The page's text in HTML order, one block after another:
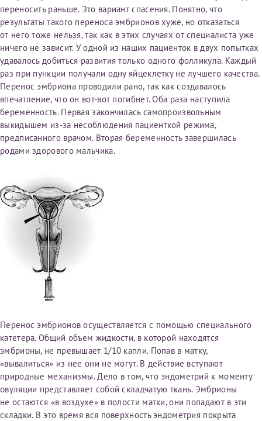
переносить раньше. Это вариант спасения. Понятно, что
результаты такого переноса эмбрионов хуже, но отказаться
от него тоже нельзя, так как в этих случаях от специалиста уже
ничего не зависит. У одной из наших пациенток в двух попытках
удавалось добиться развития только одного фолликула. Каждый
раз при пункции получали одну яйцеклетку не лучшего качества.
Перенос эмбриона проводили рано, так как создавалось
впечатление, что он вот-вот погибнет. Оба раза наступила
беременность. Первая закончилась самопроизвольным
выкидышем из-за несоблюдения пациенткой режима,
предписанного врачом. Вторая беременность завершилась
родами здорового мальчика.
Перенос эмбрионов осуществляется с помощью специального
катетера. Общий объем жидкости, в которой находятся
эмбрионы, не превышает 1/10 капли. Попав в матку,
«вывалиться» из нее они не могут. В действие вступают
природные механизмы. Дело в том, что эндометрий к моменту
овуляции представляет собой складчатую ткань. Эмбрионы
не остаются «в воздухе» в полости матки, они попадают в эти
складки. В это время вся поверхность эндометрия покрыта
Принимаю условия Соглашения на обработку
персональных данных
Записаться на прием
Отчество*
Дата рождения*
Для предоставления в налоговые органы Российской
Фамилия*
Имя*
Отчество*
налогоплательщик, тот, кто будет получать вычет - ФИО
налогоплательщика
За год/годы